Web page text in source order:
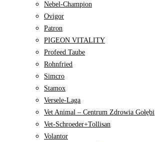
Nebel-Champion
Ovigor
Patron
PIGEON VITALITY
Profeed Taube
Rohnfried
Simcro
Stamox
Versele-Laga
Vet Animal – Centrum Zdrowia Gołębi
Vet-Schroeder+Tollisan
Volantor